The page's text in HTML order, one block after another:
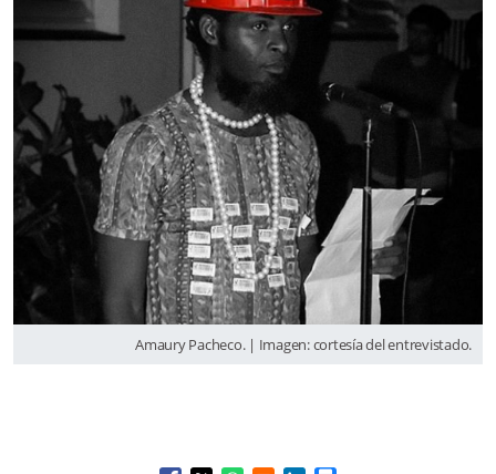
Amaury Pacheco. | Imagen: cortesía del entrevistado.